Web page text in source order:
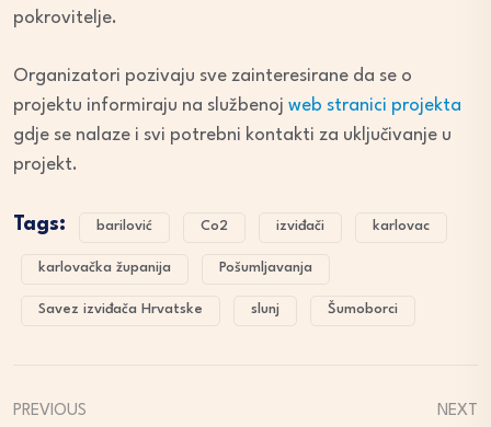
pokrovitelje.
Organizatori pozivaju sve zainteresirane da se o
projektu informiraju na službenoj web stranici projekta
gdje se nalaze i svi potrebni kontakti za uključivanje u
projekt.
Tags: barilović Co2 izviđači karlovac
karlovačka županija Pošumljavanja
Savez izviđača Hrvatske slunj Šumoborci
PREVIOUS
NEXT